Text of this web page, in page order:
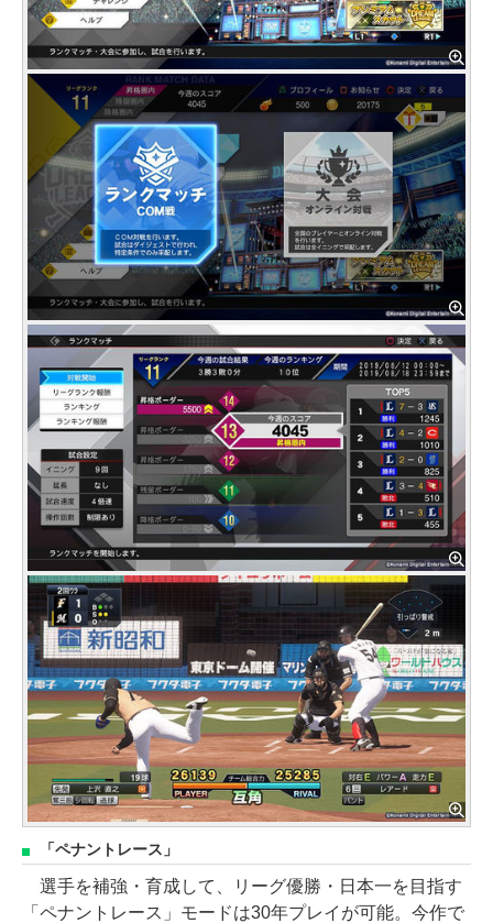
「ペナントレース」
選手を補強・育成して、リーグ優勝・日本一を目指す
「ペナントレース」モードは30年プレイが可能。今作で